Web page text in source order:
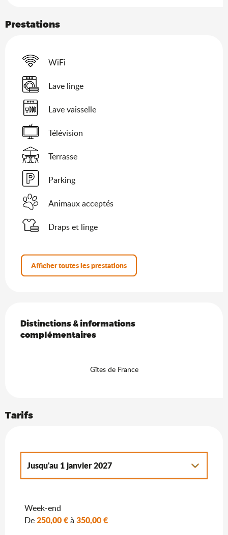
Prestations
WiFi
Lave linge
Lave vaisselle
Télévision
Terrasse
Parking
Animaux acceptés
Draps et linge
Afficher toutes les prestations
Distinctions & informations complémentaires
Distinctions & informations
complémentaires
Gîtes de France
Tarifs
Jusqu'au 1 janvier 2027
Week-end
De250,00 €à 350,00 €